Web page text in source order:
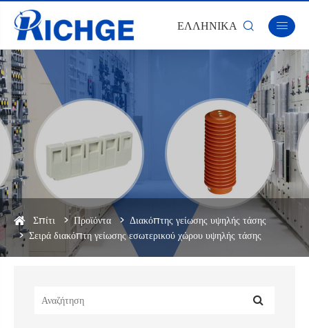
ΕΛΛΗΝΙΚΆ  
Σπίτι Προϊόντα
Διακόπτης γείωσης υψηλής τάσης
Σειρά διακόπτη γείωσης εσωτερικού χώρου υψηλής τάσης